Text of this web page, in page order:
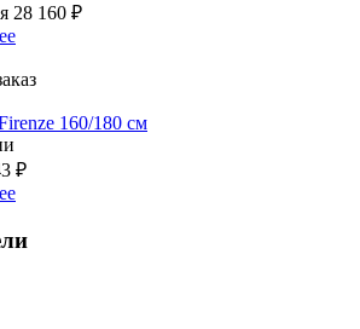
28 160 ₽
160/180 см
₽